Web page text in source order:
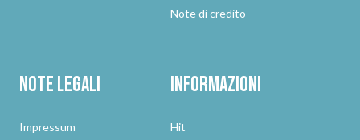
Note di credito
Note legali
Impressum
Informazioni
Hit